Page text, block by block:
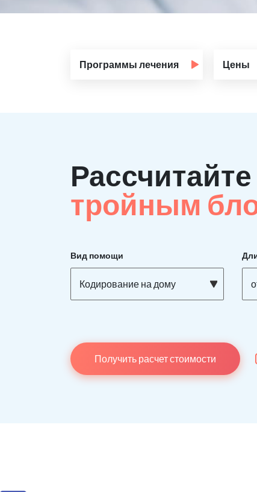
Программы лечения Цены
Рассчитайте
тройным
Вид помощи
Кодирование на дому
Получить расчет стоимости